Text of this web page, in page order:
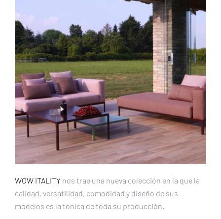
WOW ITALITY nos trae una nueva colección en la que la
calidad, versatilidad, comodidad y diseño de sus
modelos es la tónica de toda su producción.